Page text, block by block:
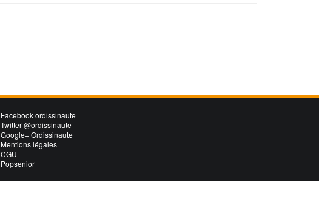
Facebook ordissinaute
Twitter @ordissinaute
Google+ Ordissinaute
Mentions légales
CGU
Popsenior